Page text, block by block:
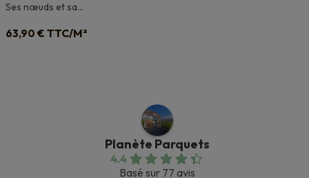
Ses nœuds et sa...
63,90 € TTC/M²
Planète Parquets
4.4
Basé sur 77 avis